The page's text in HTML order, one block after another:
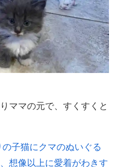
ママの元で、すくすくと
の子猫にクマのぬいぐる
想像以上に愛着がわきす